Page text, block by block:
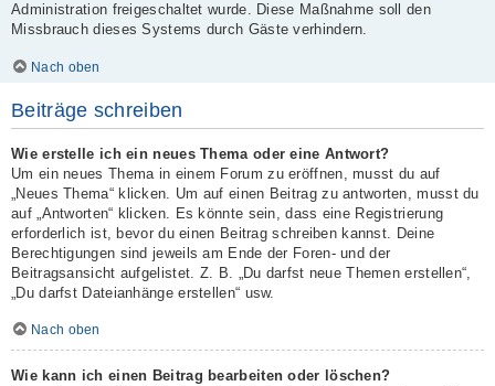
Administration freigeschaltet wurde. Diese Maßnahme soll den
Missbrauch dieses Systems durch Gäste verhindern.
Nach oben
Beiträge schreiben
Wie erstelle ich ein neues Thema oder eine Antwort?
Um ein neues Thema in einem Forum zu eröffnen, musst du auf
„Neues Thema“ klicken. Um auf einen Beitrag zu antworten, musst du
auf „Antworten“ klicken. Es könnte sein, dass eine Registrierung
erforderlich ist, bevor du einen Beitrag schreiben kannst. Deine
Berechtigungen sind jeweils am Ende der Foren- und der
Beitragsansicht aufgelistet. Z. B. „Du darfst neue Themen erstellen“,
„Du darfst Dateianhänge erstellen“ usw.
Nach oben
Wie kann ich einen Beitrag bearbeiten oder löschen?